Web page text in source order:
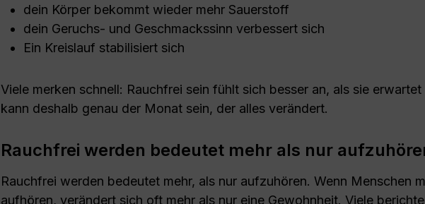
dein Körper bekommt wieder mehr Sauerstoff
dein Geruchs- und Geschmackssinn verbessert sich
Ein Kreislauf stabilisiert sich
Viele merken schnell: Rauchfrei sein fühlt sich besser an, als sie
kann deshalb genau der Monat sein, der alles verändert.
Rauchfrei werden bedeutet mehr als nur
Rauchfrei werden bedeutet mehr, als nur aufzuhören. Wenn Menschen
aufhören, verändert sich oft mehr als nur eine Gewohnheit. Viele